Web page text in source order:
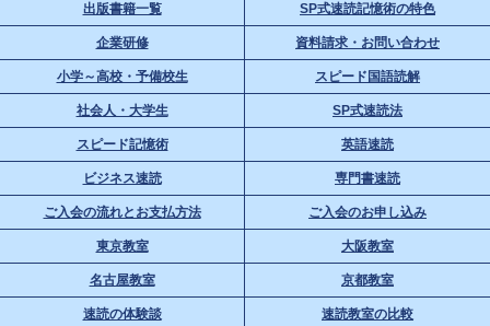
出版書籍一覧 SP式速読記憶術の特色
企業研修 資料請求・お問い合わせ
小学～高校・予備校生 スピード国語読解
社会人・大学生 SP式速読法
スピード記憶術 英語速読
ビジネス速読 専門書速読
ご入会の流れとお支払方法 ご入会のお申し込み
東京教室 大阪教室
名古屋教室 京都教室
速読の体験談 速読教室の比較